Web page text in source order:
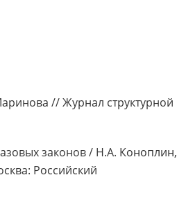
// Журнал структурной
законов / Н.А. Коноплин,
Российский